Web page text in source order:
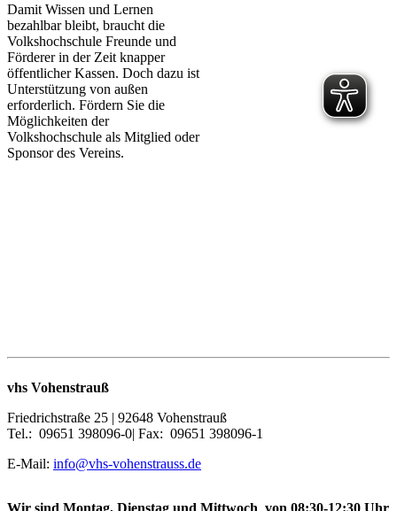
Damit Wissen und Lernen
bezahlbar bleibt, braucht die
Volkshochschule Freunde und
Förderer in der Zeit knapper
öffentlicher Kassen. Doch dazu ist
Unterstützung von außen
erforderlich. Fördern Sie die
Möglichkeiten der
Volkshochschule als Mitglied oder
Sponsor des Vereins.
vhs Vohenstrauß
Friedrichstraße 25 | 92648 Vohenstrauß
Tel.: 09651 398096-0| Fax: 09651 398096-1
E-Mail: info@vhs-vohenstrauss.de
Wir sind Montag, Dienstag und Mittwoch von 08:30-12:30 Uhr